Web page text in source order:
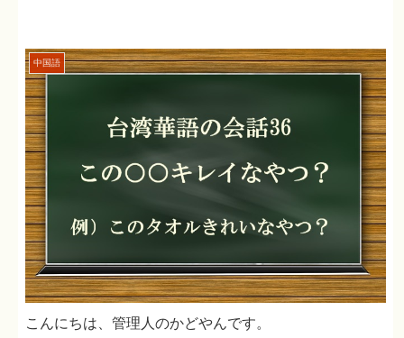
中国語
こんにちは、管理人のかどやんです。